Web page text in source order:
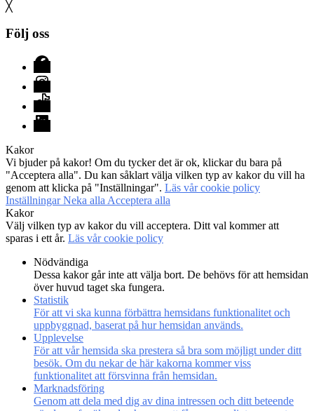
╳
Följ oss
Facebook
Instagram
TikTok
LinkedIn
Kakor
Vi bjuder på kakor! Om du tycker det är ok, klickar du bara på
"Acceptera alla". Du kan såklart välja vilken typ av kakor du vill ha
genom att klicka på "Inställningar". Läs vår cookie policy
InställningarNeka allaAcceptera alla
Kakor
Välj vilken typ av kakor du vill acceptera. Ditt val kommer att
sparas i ett år. Läs vår cookie policy
Nödvändiga
Dessa kakor går inte att välja bort. De behövs för att hemsidan
över huvud taget ska fungera.
Statistik
För att vi ska kunna förbättra hemsidans funktionalitet och
uppbyggnad, baserat på hur hemsidan används.
Upplevelse
För att vår hemsida ska prestera så bra som möjligt under ditt
besök. Om du nekar de här kakorna kommer viss
funktionalitet att försvinna från hemsidan.
Marknadsföring
Genom att dela med dig av dina intressen och ditt beteende